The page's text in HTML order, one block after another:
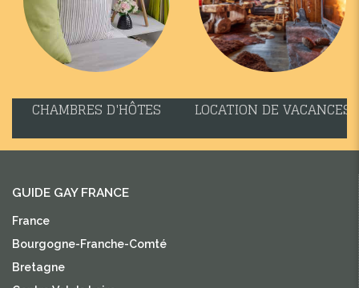
CHAMBRES D'HÔTES LOCATION DE VACANCES
GUIDE GAY FRANCE
France
Bourgogne-Franche-Comté
Bretagne